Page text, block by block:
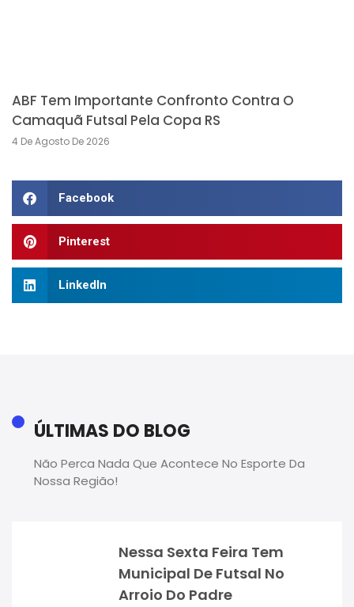
ABF Tem Importante Confronto Contra O
Camaquã Futsal Pela Copa RS
4 De Agosto De 2026
Facebook
Pinterest
LinkedIn
ÚLTIMAS DO BLOG
Não Perca Nada Que Acontece No Esporte Da
Nossa Região!
Nessa Sexta Feira Tem
Municipal De Futsal No
Arroio Do Padre